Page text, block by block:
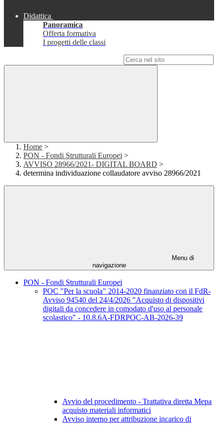
Didattica
Panoramica
Offerta formativa
I progetti delle classi
Home >
PON - Fondi Strutturali Europei >
AVVISO 28966/2021- DIGITAL BOARD >
determina individuazione collaudatore avviso 28966/2021
Menu di
navigazione
PON - Fondi Strutturali Europei
POC "Per la scuola" 2014-2020 finanziato con il FdR-
Avviso 94540 del 24/4/2026 "Acquisto di dispositivi
digitali da concedere in comodato d'uso al personale
scolastico" - 10.8.6A-FDRPOC-AB-2026-39
Avvio del procedimento - Trattativa diretta Mepa
acquisto materiali informatici
Avviso interno per attribuzione incarico di